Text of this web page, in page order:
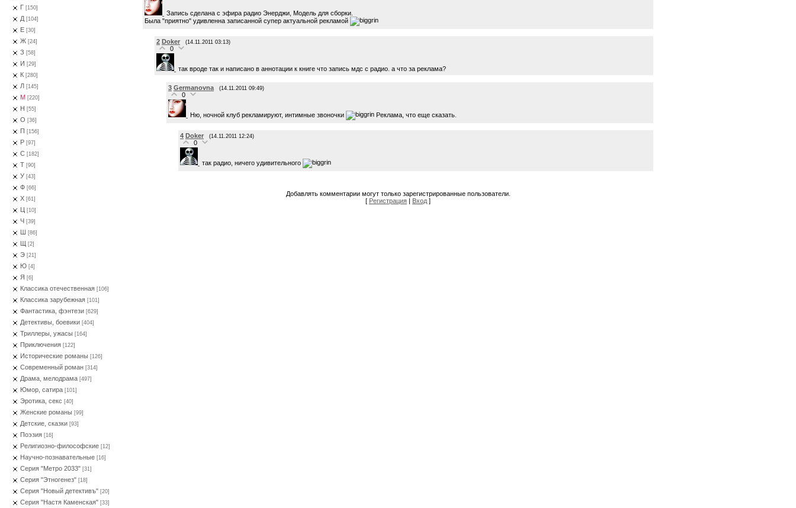
Г [150]
Д [104]
Е [30]
Ж [24]
З [58]
И [29]
К [280]
Л [145]
М [220]
Н [55]
О [36]
П [156]
Р [97]
С [182]
Т [90]
У [43]
Ф [66]
Х [61]
Ц [10]
Ч [39]
Ш [86]
Щ [2]
Э [21]
Ю [4]
Я [6]
Классика отечественная [106]
Классика зарубежная [101]
Фантастика, фэнтези [629]
Детективы, боевики [404]
Триллеры, ужасы [164]
Приключения [122]
Исторические романы [126]
Современный роман [314]
Драма, мелодрама [497]
Юмор, сатира [101]
Эротика, секс [40]
Женские романы [99]
Детские, сказки [93]
Поэзия [16]
Религиозно-философские [12]
Научно-познавательные [16]
Серия "Метро 2033" [31]
Серия "Этногенез" [18]
Серия "Новый детективъ" [20]
Серия "Настя Каменская" [33]
Запись сделана с эфира радио Энерджи, Модель для сборки.
Была "приятно" удивленна записанной супер актуальной рекламой
2 Doker (14.11.2011 03:13)
0
так вроде так и написано в аннотации к книге что запись мдс с радио. а что за реклама?
3 Germanovna (14.11.2011 09:49)
0
Ню, ночной клуб рекламируют, интимные звоночки Реклама, что еще сказать.
4 Doker (14.11.2011 12:24)
0
так радио, ничего удивительного
Добавлять комментарии могут только зарегистрированные пользователи.
[ Регистрация | Вход ]